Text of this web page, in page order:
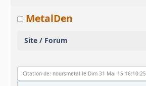
MetalDen
Site / Forum
Citation de: noursmetal le Dim 31 Mai 15 16:10:25